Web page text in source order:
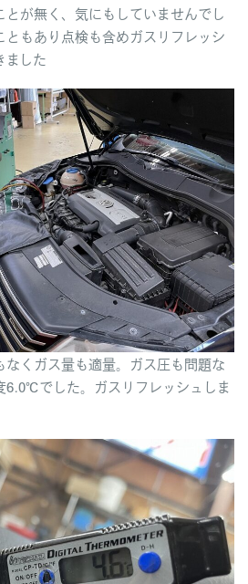
とが無く、気にもしていませんでし
ともあり点検も含めガスリフレッシ
ました
なくガス量も適量。ガス圧も問題な
6.0℃でした。ガスリフレッシュしま